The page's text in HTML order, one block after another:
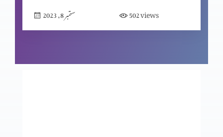
ایک مسیحی کون ہے؟
ستمبر 8, 2023 502views